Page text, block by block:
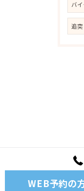
バイ
追突
WEB予約の